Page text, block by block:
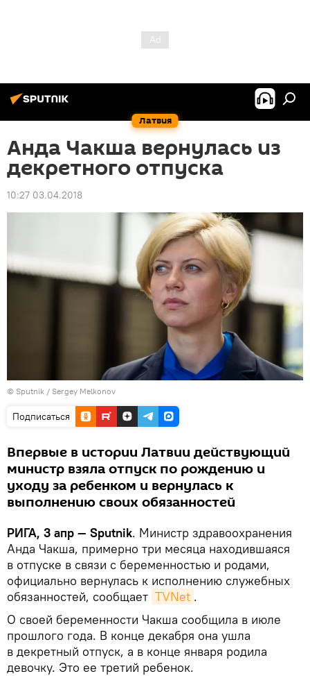
Латвия
Анда Чакша вернулась из
декретного отпуска
10:27 03.04.2018
© Sputnik / Sergey Melkonov
Подписаться
Впервые в истории Латвии действующий
министр взяла отпуск по рождению и
уходу за ребенком и вернулась к
выполнению своих обязанностей
РИГА, 3 апр — Sputnik. Министр здравоохранения
Анда Чакша, примерно три месяца находившаяся
в отпуске в связи с беременностью и родами,
официально вернулась к исполнению служебных
обязанностей, сообщает TVNet .
О своей беременности Чакша сообщила в июле
прошлого года. В конце декабря она ушла
в декретный отпуск, а в конце января родила
девочку. Это ее третий ребенок.